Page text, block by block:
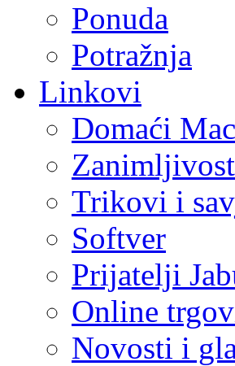
Ponuda
Potražnja
Linkovi
Domaći
Trikovi i
Softver
Prijatelji
Online
Novosti i